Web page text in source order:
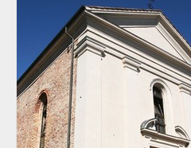
ACCUEIL
BÉNÉVOLES
CONTACTS
PRESS